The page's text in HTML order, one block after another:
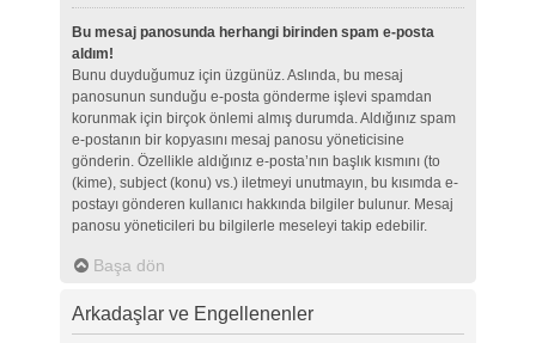
Bu mesaj panosunda herhangi birinden spam e-posta
aldım!
Bunu duyduğumuz için üzgünüz. Aslında, bu mesaj
panosunun sunduğu e-posta gönderme işlevi spamdan
korunmak için birçok önlemi almış durumda. Aldığınız spam
e-postanın bir kopyasını mesaj panosu yöneticisine
gönderin. Özellikle aldığınız e-posta’nın başlık kısmını (to
(kime), subject (konu) vs.) iletmeyi unutmayın, bu kısımda e-
postayı gönderen kullanıcı hakkında bilgiler bulunur. Mesaj
panosu yöneticileri bu bilgilerle meseleyi takip edebilir.
Başa dön
Arkadaşlar ve Engellenenler